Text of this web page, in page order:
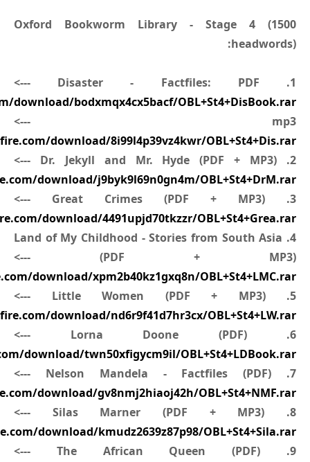
Oxford Bookworm Library - Stage 4 (1500
1. Disaster - Factfiles: PDF --->
bodxmqx4cx5bacf/OBL+St4+DisBook.rar
mp3 --->
download/8i99l4p39vz4kwr/OBL+St4+Dis.rar
2. Dr. Jekyll and Mr. Hyde (PDF + MP3) --->
download/j9byk9l69n0gn4m/OBL+St4+DrM.rar
3. Great Crimes (PDF + MP3) --->
download/4491upjd70tkzzr/OBL+St4+Grea.rar
4. Land of My Childhood - Stories from South Asia
(PDF + MP3) --->
download/xpm2b40kz1gxq8n/OBL+St4+LMC.rar
5. Little Women (PDF + MP3) --->
download/nd6r9f41d7hr3cx/OBL+St4+LW.rar
6. Lorna Doone (PDF) --->
download/twn50xfigycm9il/OBL+St4+LDBook.rar
7. Nelson Mandela - Factfiles (PDF) --->
download/gv8nmj2hiaoj42h/OBL+St4+NMF.rar
8. Silas Marner (PDF + MP3) --->
download/kmudz2639z87p98/OBL+St4+Sila.rar
9. The African Queen (PDF) --->